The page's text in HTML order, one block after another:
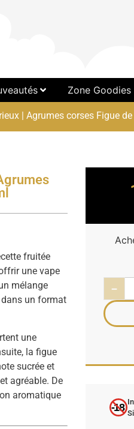
Zone Goodies
| Agrumes corses Figue
fruitée
une vape
mélange
dans un format
une
la figue
sucrée et
agréable. De
aromatique
−
-18